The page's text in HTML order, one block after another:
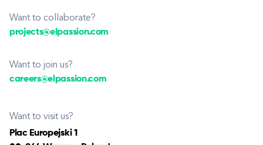
Want to collaborate?
projects@elpassion.com
Want to join us?
careers@elpassion.com
Want to visit us?
Plac Europejski 1